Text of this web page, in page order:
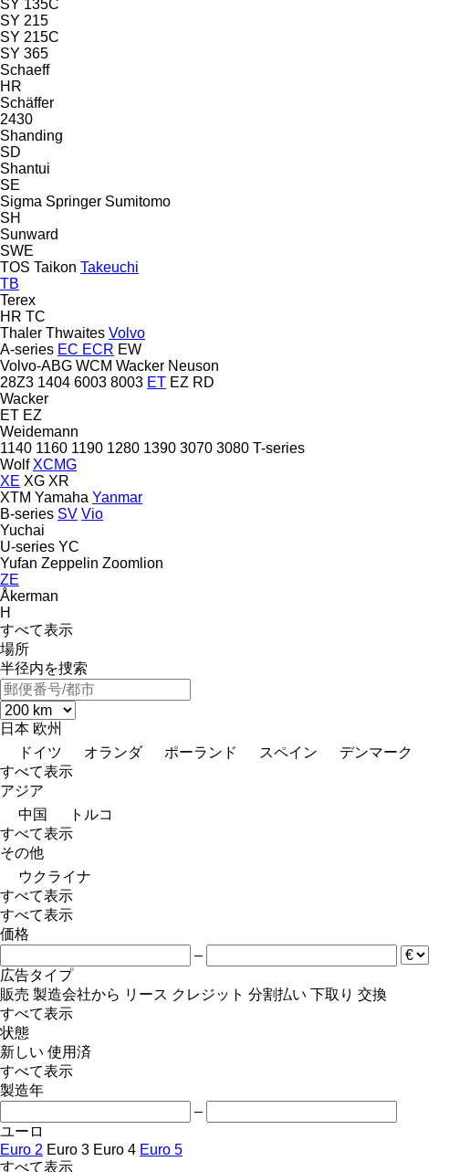
SY 135C
SY 215
SY 215C
SY 365
Schaeff
HR
Schäffer
2430
Shanding
SD
Shantui
SE
Sigma Springer Sumitomo
SH
Sunward
SWE
TOS Taikon Takeuchi
TB
Terex
HR TC
Thaler Thwaites Volvo
A-series EC ECR EW
Volvo-ABG WCM Wacker Neuson
28Z3 1404 6003 8003 ET EZ RD
Wacker
ET EZ
Weidemann
1140 1160 1190 1280 1390 3070 3080 T-series
Wolf XCMG
XE XG XR
XTM Yamaha Yanmar
B-series SV Vio
Yuchai
U-series YC
Yufan Zeppelin Zoomlion
ZE
Åkerman
H
すべて表示
場所
半径内を捜索
日本 欧州
ドイツ
オランダ ポーランド スペイン
デンマーク
すべて表示
アジア
中国
トルコ
すべて表示
その他
ウクライナ
すべて表示
すべて表示
価格
–
広告タイプ
販売 製造会社から リース クレジット 分割払い 下取り 交換
すべて表示
状態
新しい 使用済
すべて表示
製造年
–
ユーロ
Euro 2 Euro 3 Euro 4 Euro 5
すべて表示